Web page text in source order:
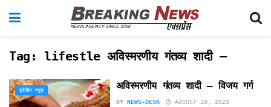
Tag: lifestle अविस्मरणीय गंतव्य शादी –
ट्रेंडिंग न्यूज़ अविस्मरणीय गंतव्य शादी – विजय गर्ग
BY NEWS-DESK AUGUST 20, 2025